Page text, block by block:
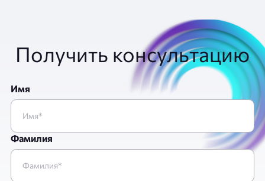
Получить консультацию
Имя
Фамилия